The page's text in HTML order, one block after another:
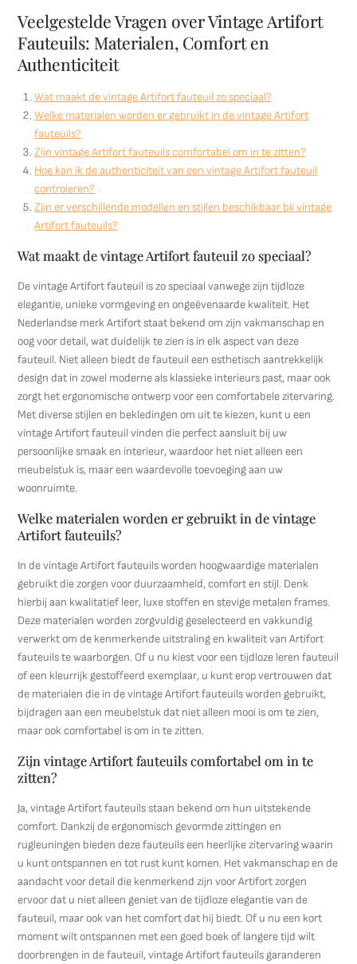
Veelgestelde Vragen over Vintage Artifort
Fauteuils: Materialen, Comfort en
Authenticiteit
Wat maakt de vintage Artifort fauteuil zo speciaal?
Welke materialen worden er gebruikt in de vintage Artifort
fauteuils?
Zijn vintage Artifort fauteuils comfortabel om in te zitten?
Hoe kan ik de authenticiteit van een vintage Artifort fauteuil
controleren?
Zijn er verschillende modellen en stijlen beschikbaar bij vintage
Artifort fauteuils?
Wat maakt de vintage Artifort fauteuil zo speciaal?
De vintage Artifort fauteuil is zo speciaal vanwege zijn tijdloze
elegantie, unieke vormgeving en ongeëvenaarde kwaliteit. Het
Nederlandse merk Artifort staat bekend om zijn vakmanschap en
oog voor detail, wat duidelijk te zien is in elk aspect van deze
fauteuil. Niet alleen biedt de fauteuil een esthetisch aantrekkelijk
design dat in zowel moderne als klassieke interieurs past, maar ook
zorgt het ergonomische ontwerp voor een comfortabele zitervaring.
Met diverse stijlen en bekledingen om uit te kiezen, kunt u een
vintage Artifort fauteuil vinden die perfect aansluit bij uw
persoonlijke smaak en interieur, waardoor het niet alleen een
meubelstuk is, maar een waardevolle toevoeging aan uw
woonruimte.
Welke materialen worden er gebruikt in de vintage
Artifort fauteuils?
In de vintage Artifort fauteuils worden hoogwaardige materialen
gebruikt die zorgen voor duurzaamheid, comfort en stijl. Denk
hierbij aan kwalitatief leer, luxe stoffen en stevige metalen frames.
Deze materialen worden zorgvuldig geselecteerd en vakkundig
verwerkt om de kenmerkende uitstraling en kwaliteit van Artifort
fauteuils te waarborgen. Of u nu kiest voor een tijdloze leren fauteuil
of een kleurrijk gestoffeerd exemplaar, u kunt erop vertrouwen dat
de materialen die in de vintage Artifort fauteuils worden gebruikt,
bijdragen aan een meubelstuk dat niet alleen mooi is om te zien,
maar ook comfortabel is om in te zitten.
Zijn vintage Artifort fauteuils comfortabel om in te
zitten?
Ja, vintage Artifort fauteuils staan bekend om hun uitstekende
comfort. Dankzij de ergonomisch gevormde zittingen en
rugleuningen bieden deze fauteuils een heerlijke zitervaring waarin
u kunt ontspannen en tot rust kunt komen. Het vakmanschap en de
aandacht voor detail die kenmerkend zijn voor Artifort zorgen
ervoor dat u niet alleen geniet van de tijdloze elegantie van de
fauteuil, maar ook van het comfort dat hij biedt. Of u nu een kort
moment wilt ontspannen met een goed boek of langere tijd wilt
doorbrengen in de fauteuil, vintage Artifort fauteuils garanderen